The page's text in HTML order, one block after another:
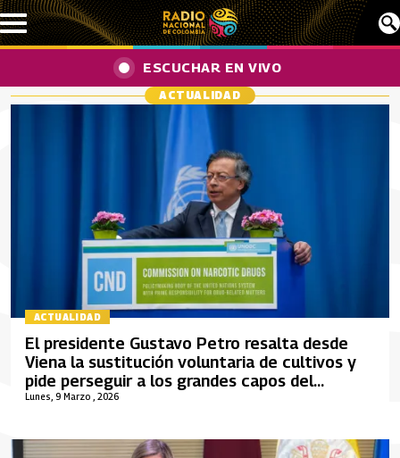
Pasar al contenido principal
ESCUCHAR EN VIVO
ACTUALIDAD
ACTUALIDAD
Lunes, 9 Marzo , 2026
El presidente Gustavo Petro resalta desde
Viena la sustitución voluntaria de cultivos y
pide perseguir a los grandes capos del
narcotráfico